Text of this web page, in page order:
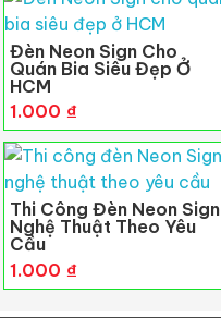
Đèn Neon Sign Cho
Quán Bia Siêu Đẹp Ở
HCM
1.000 ₫
Thi Công Đèn Neon Sign
Nghệ Thuật Theo Yêu
Cầu
1.000 ₫